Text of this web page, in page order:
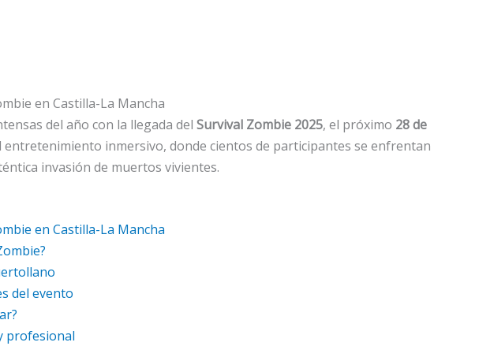
en Castilla-La Mancha
del año con la llegada del Survival Zombie 2025, el próximo 28 de
inmersivo, donde cientos de participantes se enfrentan
invasión de muertos vivientes.
en Castilla-La Mancha
del evento
profesional